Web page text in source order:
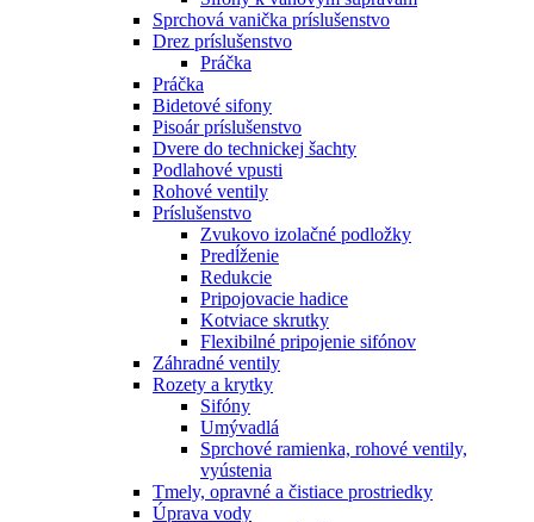
Sprchová vanička príslušenstvo
Drez príslušenstvo
Práčka
Práčka
Bidetové sifony
Pisoár príslušenstvo
Dvere do technickej šachty
Podlahové vpusti
Rohové ventily
Príslušenstvo
Zvukovo izolačné podložky
Predĺženie
Redukcie
Pripojovacie hadice
Kotviace skrutky
Flexibilné pripojenie sifónov
Záhradné ventily
Rozety a krytky
Sifóny
Umývadlá
Sprchové ramienka, rohové ventily,
vyústenia
Tmely, opravné a čistiace prostriedky
Úprava vody